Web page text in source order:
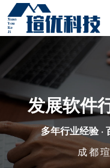
发展软件
多年行业经验 ·
成都